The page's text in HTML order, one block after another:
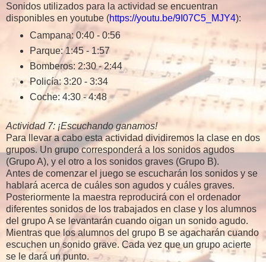
Sonidos utilizados para la actividad se encuentran
disponibles en youtube (https://youtu.be/9I07C5_MJY4):
Campana: 0:40 - 0:56
Parque: 1:45 - 1:57
Bomberos: 2:30 - 2:44
Policía: 3:20 - 3:34
Coche: 4:30 - 4:48
Actividad 7: ¡Escuchando ganamos!
Para llevar a cabo esta actividad dividiremos la clase en dos
grupos. Un grupo corresponderá a los sonidos agudos
(Grupo A), y el otro a los sonidos graves (Grupo B).
Antes de comenzar el juego se escucharán los sonidos y se
hablará acerca de cuáles son agudos y cuáles graves.
Posteriormente la maestra reproducirá con el ordenador
diferentes sonidos de los trabajados en clase y los alumnos
del grupo A se levantarán cuando oigan un sonido agudo.
Mientras que los alumnos del grupo B se agacharán cuando
escuchen un sonido grave. Cada vez que un grupo acierte
se le dará un punto.